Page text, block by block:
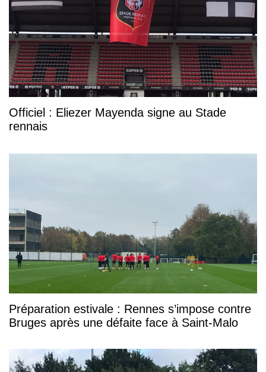
Officiel : Eliezer Mayenda signe au Stade
rennais
Préparation estivale : Rennes s’impose contre
Bruges après une défaite face à Saint-Malo